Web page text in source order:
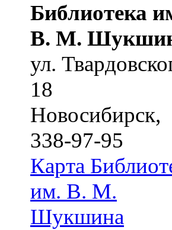
Библиотека
В. М.
ул.
18
Новосибирск,
338-97-95
Карта
им. В. М.
Шукшина